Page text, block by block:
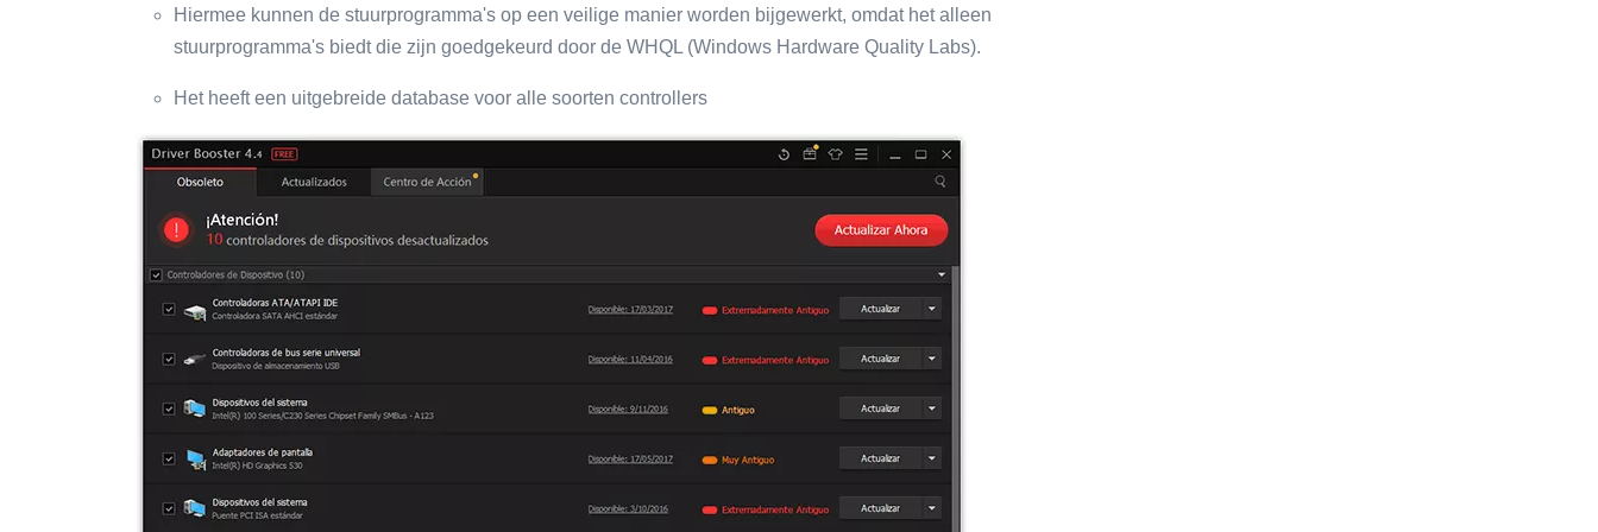
Hiermee kunnen de stuurprogramma's op een veilige manier worden bijgewerkt, omdat het alleen
stuurprogramma's biedt die zijn goedgekeurd door de WHQL (Windows Hardware Quality Labs).
Het heeft een uitgebreide database voor alle soorten controllers